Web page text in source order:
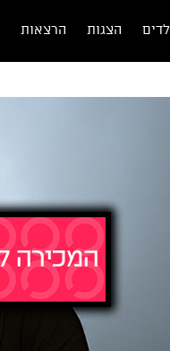
הצגות הרצאות